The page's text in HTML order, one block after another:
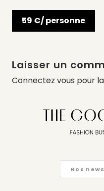
59 €/ personne
Laisser un
Connectez vous pour
Nos